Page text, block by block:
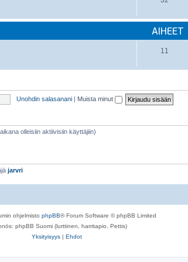
AIHEET
11
Unohdin salasanani | Muista minut
olleisiin aktiivisiin käyttäjiin)
jarvri
ohjelmisto phpBB® Forum Software © phpBB Limited
phpBB Suomi (lurttinen, harritapio, Pettis)
Yksityisyys | Ehdot